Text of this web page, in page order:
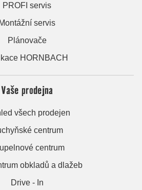
PROFI servis
Montážní servis
Plánovače
HORNBACH
Vaše prodejna
všech prodejen
centrum
centrum
obkladů a dlažeb
Drive - In